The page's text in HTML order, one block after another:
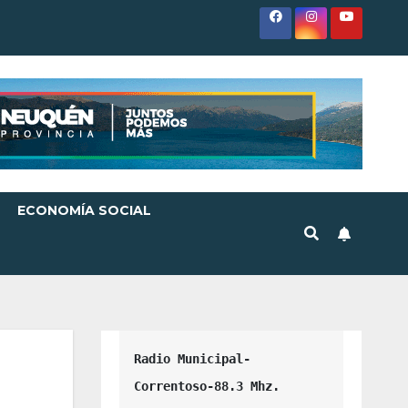
ECONOMÍA SOCIAL
Radio Municipal-
Correntoso-88.3 Mhz.